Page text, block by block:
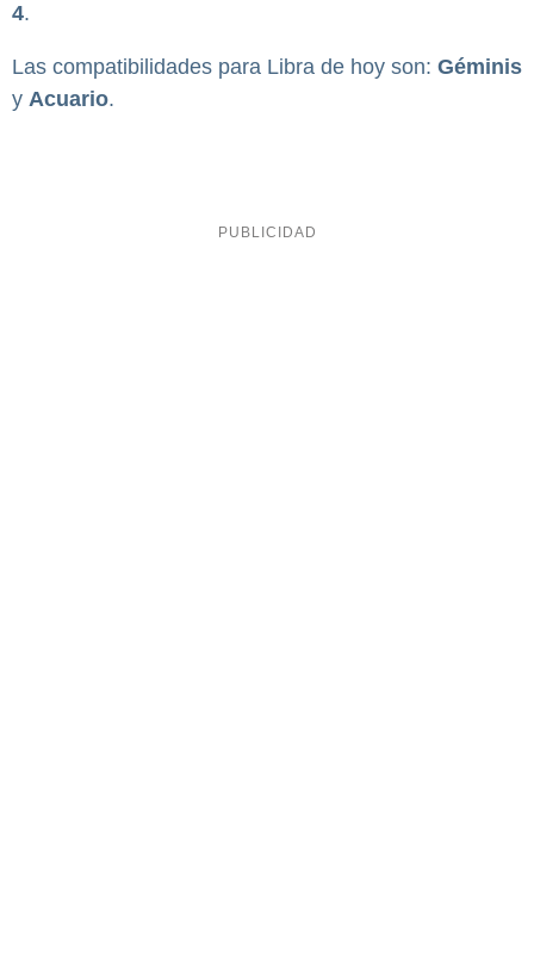
4.
Las compatibilidades para Libra de hoy son: Géminis
y Acuario.